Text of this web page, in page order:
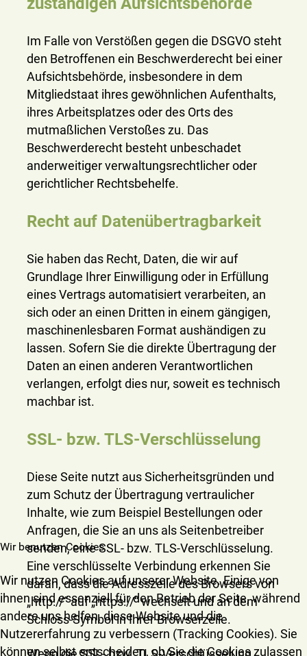
Im Falle von Verstößen gegen die DSGVO steht
den Betroffenen ein Beschwerderecht bei einer
Aufsichtsbehörde, insbesondere in dem
Mitgliedstaat ihres gewöhnlichen Aufenthalts,
ihres Arbeitsplatzes oder des Orts des
mutmaßlichen Verstoßes zu. Das
Beschwerderecht besteht unbeschadet
anderweitiger verwaltungsrechtlicher oder
gerichtlicher Rechtsbehelfe.
Recht auf Datenübertragbarkeit
Sie haben das Recht, Daten, die wir auf
Grundlage Ihrer Einwilligung oder in Erfüllung
eines Vertrags automatisiert verarbeiten, an
sich oder an einen Dritten in einem gängigen,
maschinenlesbaren Format aushändigen zu
lassen. Sofern Sie die direkte Übertragung der
Daten an einen anderen Verantwortlichen
verlangen, erfolgt dies nur, soweit es technisch
machbar ist.
SSL- bzw. TLS-Verschlüsselung
Diese Seite nutzt aus Sicherheitsgründen und
zum Schutz der Übertragung vertraulicher
Inhalte, wie zum Beispiel Bestellungen oder
Anfragen, die Sie an uns als Seitenbetreiber
senden, eine SSL- bzw. TLS-Verschlüsselung.
Eine verschlüsselte Verbindung erkennen Sie
daran, dass die Adresszeile des Browsers von
„http://“ auf „https://“ wechselt und an dem
Schloss-Symbol in Ihrer Browserzeile.
Wir benutzen Cookies
Wir nutzen Cookies auf unserer Website. Einige von
ihnen sind essenziell für den Betrieb der Seite, während
andere uns helfen, diese Website und die
Nutzererfahrung zu verbessern (Tracking Cookies). Sie
können selbst entscheiden, ob Sie die Cookies zulassen